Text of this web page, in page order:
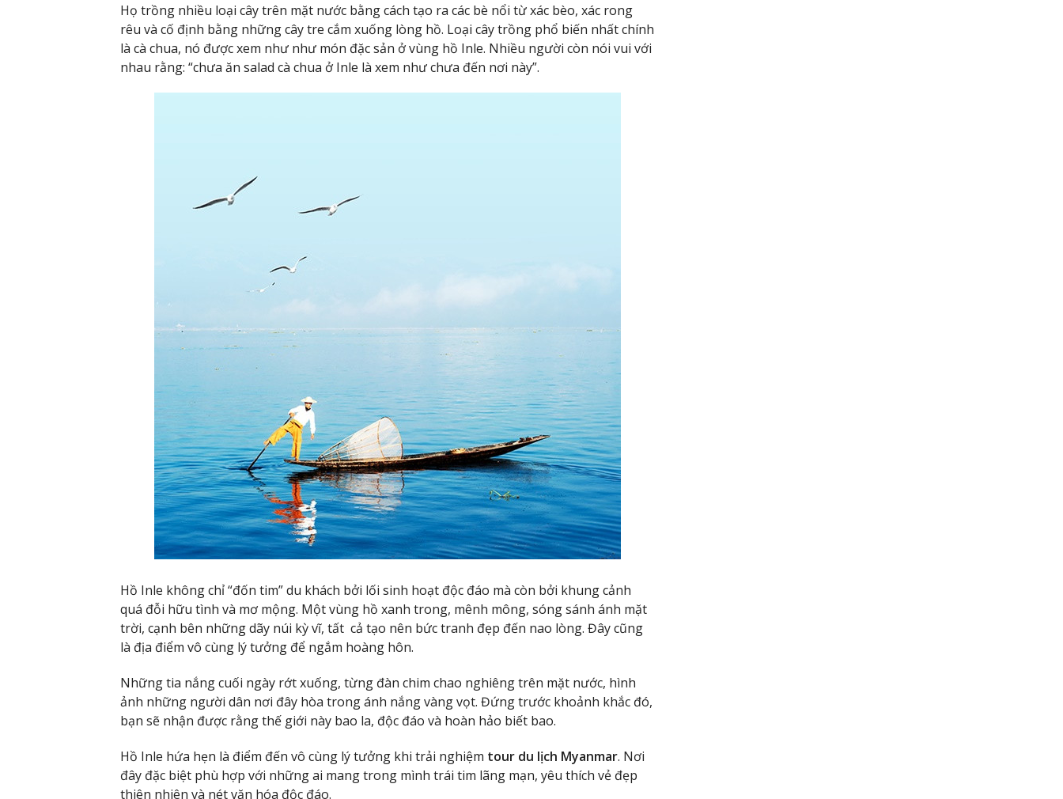
Họ trồng nhiều loại cây trên mặt nước bằng cách tạo ra các bè nổi từ xác bèo, xác rong
rêu và cố định bằng những cây tre cắm xuống lòng hồ. Loại cây trồng phổ biến nhất chính
là cà chua, nó được xem như như món đặc sản ở vùng hồ Inle. Nhiều người còn nói vui với
nhau rằng: “chưa ăn salad cà chua ở Inle là xem như chưa đến nơi này”.
Hồ Inle không chỉ “đốn tim” du khách bởi lối sinh hoạt độc đáo mà còn bởi khung cảnh
quá đỗi hữu tình và mơ mộng. Một vùng hồ xanh trong, mênh mông, sóng sánh ánh mặt
trời, cạnh bên những dãy núi kỳ vĩ, tất cả tạo nên bức tranh đẹp đến nao lòng. Đây cũng
là địa điểm vô cùng lý tưởng để ngắm hoàng hôn.
Những tia nắng cuối ngày rớt xuống, từng đàn chim chao nghiêng trên mặt nước, hình
ảnh những người dân nơi đây hòa trong ánh nắng vàng vọt. Đứng trước khoảnh khắc đó,
bạn sẽ nhận được rằng thế giới này bao la, độc đáo và hoàn hảo biết bao.
Hồ Inle hứa hẹn là điểm đến vô cùng lý tưởng khi trải nghiệm tour du lịch Myanmar. Nơi
đây đặc biệt phù hợp với những ai mang trong mình trái tim lãng mạn, yêu thích vẻ đẹp
thiên nhiên và nét văn hóa độc đáo.